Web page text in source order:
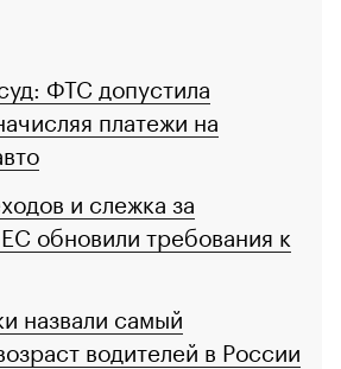
ФТС допустила
платежи на
и слежка за
обновили требования к
назвали самый
водителей в России